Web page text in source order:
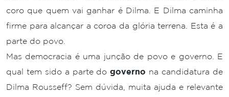
coro que quem vai ganhar é Dilma. E Dilma caminha
firme para alcançar a coroa da glória terrena. Esta é a
parte do povo.
Mas democracia é uma junção de povo e governo. E
qual tem sido a parte dogoverno na candidatura de
Dilma Rousseff? Sem dúvida, muita ajuda e relevante